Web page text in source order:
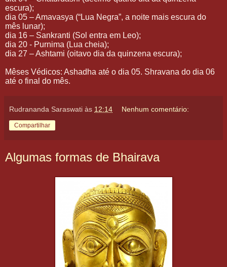
escura);
dia 05 – Amavasya (“Lua Negra”, a noite mais escura do
mês lunar);
dia 16 – Sankranti (Sol entra em Leo);
dia 20 - Purnima (Lua cheia);
dia 27 – Ashtami (oitavo dia da quinzena escura);
Mêses Védicos: Ashadha até o dia 05. Shravana do dia 06
até o final do mês.
Rudrananda Saraswati às 12:14 Nenhum comentário:
Compartilhar
Algumas formas de Bhairava